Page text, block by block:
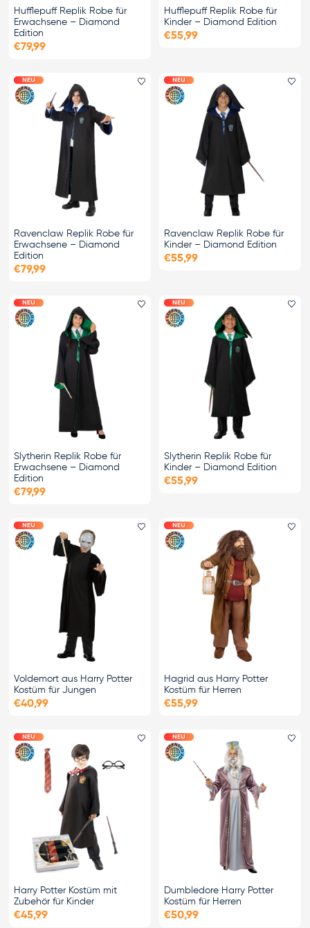
Hufflepuff Replik Robe für
Erwachsene – Diamond
Edition
€79,99
Hufflepuff Replik Robe für
Kinder – Diamond Edition
€55,99
NEU Favorit hinzufügen
Ravenclaw Replik Robe für
Erwachsene – Diamond
Edition
€79,99
NEU
Ravenclaw Replik Robe für
Kinder – Diamond Edition
€55,99
NEU Favorit hinzufügen
Slytherin Replik Robe für
Erwachsene – Diamond
Edition
€79,99
NEU
Slytherin Replik Robe für
Kinder – Diamond Edition
€55,99
NEU Favorit hinzufügen
Voldemort aus Harry Potter
Kostüm für Jungen
€40,99
NEU
Hagrid aus Harry Potter
Kostüm für Herren
€55,99
NEU Favorit hinzufügen
Harry Potter Kostüm mit
Zubehör für Kinder
€45,99
NEU
Dumbledore Harry Potter
Kostüm für Herren
€50,99